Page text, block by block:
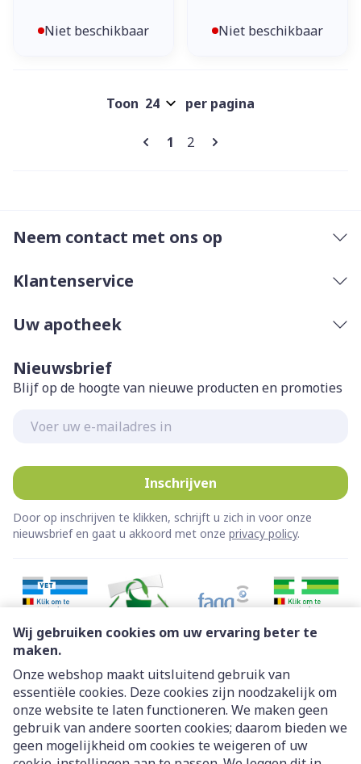
Wij gebruiken cookies om uw ervaring beter te
maken.
Onze webshop maakt uitsluitend gebruik van
essentiële cookies. Deze cookies zijn noodzakelijk om
onze website te laten functioneren. We maken geen
gebruik van andere soorten cookies; daarom bieden we
geen mogelijkheid om cookies te weigeren of uw
Niet beschikbaar Niet beschikbaar
Pagina's
U lees momenteel pagina
1 Pagina
2
Toon per pagina
Neem contact met ons op
Klantenservice
Uw apotheek
Nieuwsbrief
Blijf op de hoogte van nieuwe producten en promoties
Inschrijven
Door op inschrijven te klikken, schrijft u zich in voor onze
nieuwsbrief en gaat u akkoord met onze privacy policy.
Juridische links